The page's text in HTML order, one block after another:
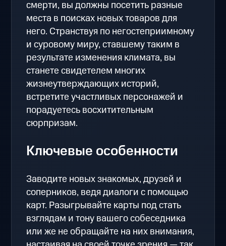
смерти, вы должны посетить разные
места в поисках новых товаров для
него. Странствуя по негостеприимному
и суровому миру, ставшему таким в
результате изменения климата, вы
станете свидетелем многих
жизнеутверждающих историй,
встретите участливых персонажей и
порадуетесь восхитительным
сюрпризам.
Ключевые особенности
Заводите новых знакомых, друзей и
соперников, ведя диалоги с помощью
карт. Разыгрывайте карты под стать
взглядам и тону вашего собеседника
или же не обращайте на них внимания,